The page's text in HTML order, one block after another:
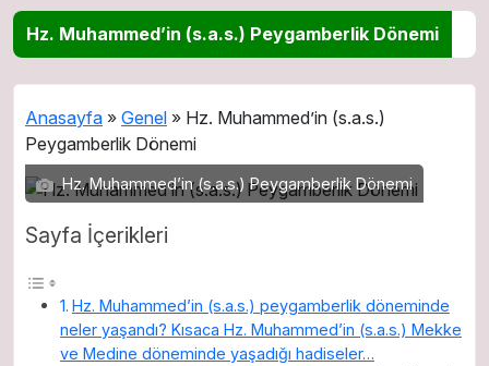
Hz. Muhammed’in (s.a.s.) Peygamberlik Dönemi
Anasayfa » Genel » Hz. Muhammed’in (s.a.s.)
Peygamberlik Dönemi
Hz. Muhammed’in (s.a.s.) Peygamberlik Dönemi
Sayfa İçerikleri
Hz. Muhammed’in (s.a.s.) peygamberlik döneminde
neler yaşandı? Kısaca Hz. Muhammed’in (s.a.s.) Mekke
ve Medine döneminde yaşadığı hadiseler…